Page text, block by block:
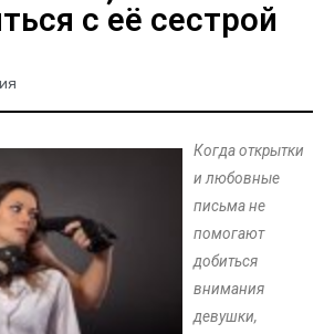
с её сестрой
Когда открытки
и любовные
письма не
помогают
добиться
внимания
девушки,